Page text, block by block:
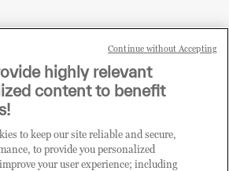
di tecnologia e desideri acquistare
le soluzioni trattate sul blog?
QUI E DIVENTA
TD SYNNEX
highly relevant
content to benefit
to keep our site reliable and secure,
to provide you personalized
your user experience; including
Continue without Accepting